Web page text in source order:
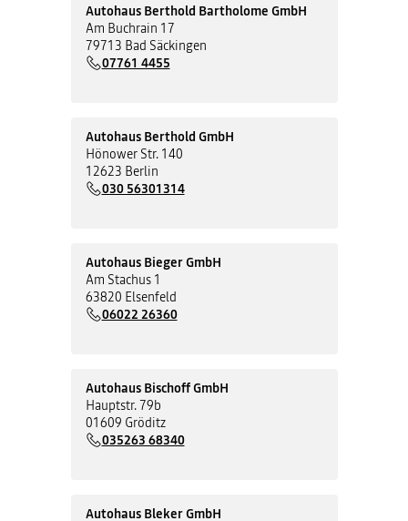
Autohaus Berthold Bartholome GmbH
Am Buchrain 17
79713 Bad Säckingen
07761 4455
Autohaus Berthold GmbH
Hönower Str. 140
12623 Berlin
030 56301314
Autohaus Bieger GmbH
Am Stachus 1
63820 Elsenfeld
06022 26360
Autohaus Bischoff GmbH
Hauptstr. 79b
01609 Gröditz
035263 68340
Autohaus Bleker GmbH